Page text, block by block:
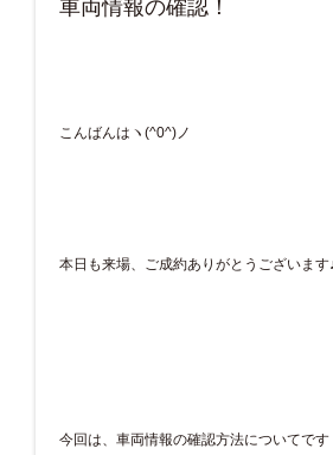
車両情報の確認！
こんばんはヽ(^0^)ノ
本日も来場、ご成約ありがとうございます
今回は、車両情報の確認方法についてです